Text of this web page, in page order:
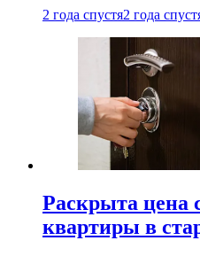
2 года спустя2 года
Раскрыта цена
квартиры в